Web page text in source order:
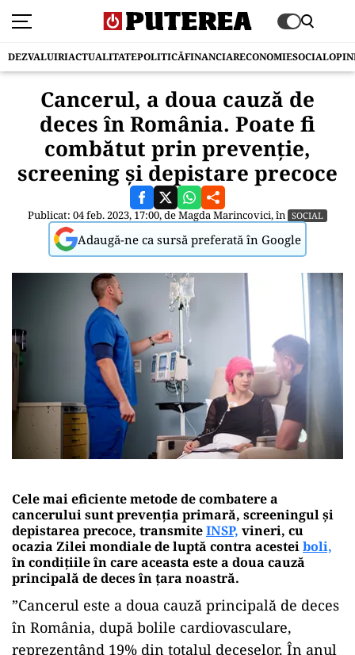
DEZVALUIRIACTUALITATEPOLITICĂFINANCIARECONOMIESOCIAL
Cancerul, a doua cauză de
deces în România. Poate fi
combătut prin prevenție,
screening și depistare precoce
Publicat: 04 feb. 2023, 17:00, deMagda Marincovici, în SOCIAL
Adaugă-ne ca sursă preferată în Google
Cele mai eficiente metode de combatere a
cancerului sunt prevenția primară, screeningul și
depistarea precoce, transmiteINSP, vineri, cu
ocazia Zilei mondiale de luptă contra acesteiboli,
în condițiile în care aceasta este a doua cauză
principală de deces în țara noastră.
”Cancerul este a doua cauză principală de deces
în România, după bolile cardiovasculare,
reprezentând 19% din totalul deceselor. În anul